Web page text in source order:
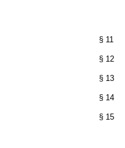
§ 11
§ 12
§ 13
§ 14
§ 15